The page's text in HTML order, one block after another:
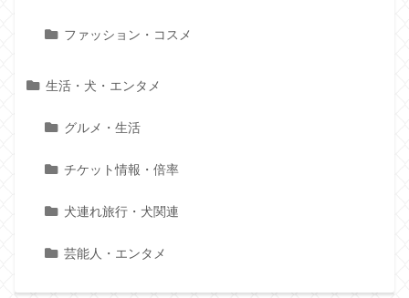
ファッション・コスメ
生活・犬・エンタメ
グルメ・生活
チケット情報・倍率
犬連れ旅行・犬関連
芸能人・エンタメ